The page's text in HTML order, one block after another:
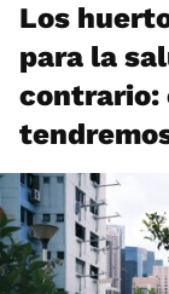
Los
para la
contrario: